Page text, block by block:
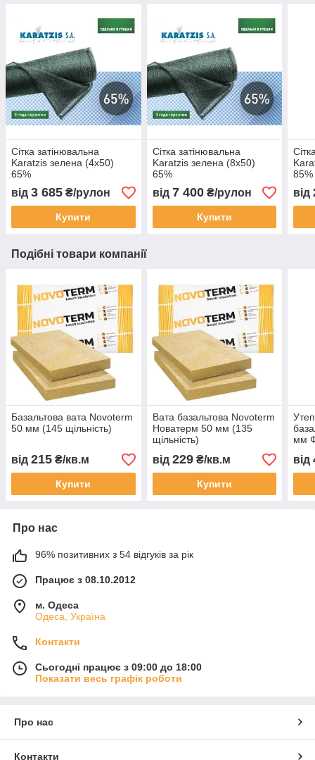
Сітка затінювальна
Karatzis зелена (4х50)
65%
від 3 685 ₴/рулон
Купити
Сітка затінювальна
Karatzis зелена (8х50)
65%
від 7 400₴/рулон
Купити
85%
від
Подібні товари компанії
Базальтова вата Novoterm
50 мм (145 щільність)
від 215 ₴/кв.м
Купити
Вата базальтова Novoterm
Новатерм 50 мм (135
щільність)
від 229₴/кв.м
Купити
мм
від
Про нас
96% позитивних з 54 відгуків за рік
Працює з 08.10.2012
м. Одеса
Одеса, Україна
Контакти
Сьогодні працює з 09:00 до 18:00
Показати весь графік роботи
Про нас
Контакти